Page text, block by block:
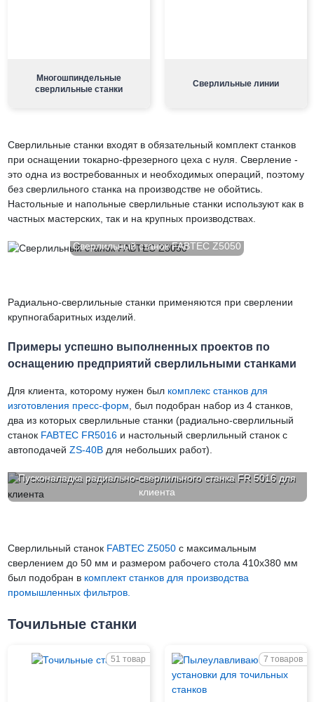
Многошпиндельные
сверлильные станки
Сверлильные линии
Сверлильные станки входят в обязательный комплект станков
при оснащении токарно-фрезерного цеха с нуля. Сверление -
это одна из востребованных и необходимых операций, поэтому
без сверлильного станка на производстве не обойтись.
Настольные и напольные сверлильные станки используют как в
частных мастерских, так и на крупных производствах.
Сверлильный станок FABTEC Z5050
Радиально-сверлильные станки применяются при сверлении
крупногабаритных изделий.
Примеры успешно выполненных проектов по
оснащению предприятий сверлильными станками
Для клиента, которому нужен был комплекс станков для
изготовления пресс-форм , был подобран набор из 4 станков,
два из которых сверлильные станки (радиально-сверлильный
станок FABTEC FR5016и настольный сверлильный станок с
автоподачей ZS-40Bдля небольших работ).
Пусконаладка радиально-сверлильного станка FR 5016 для
клиента
Сверлильный станок FABTEC Z5050с максимальным
сверлением до 50 мм и размером рабочего стола 410х380 мм
был подобран в комплект станков для производства
промышленных фильтров.
Точильные станки
51 товар 7 товаров